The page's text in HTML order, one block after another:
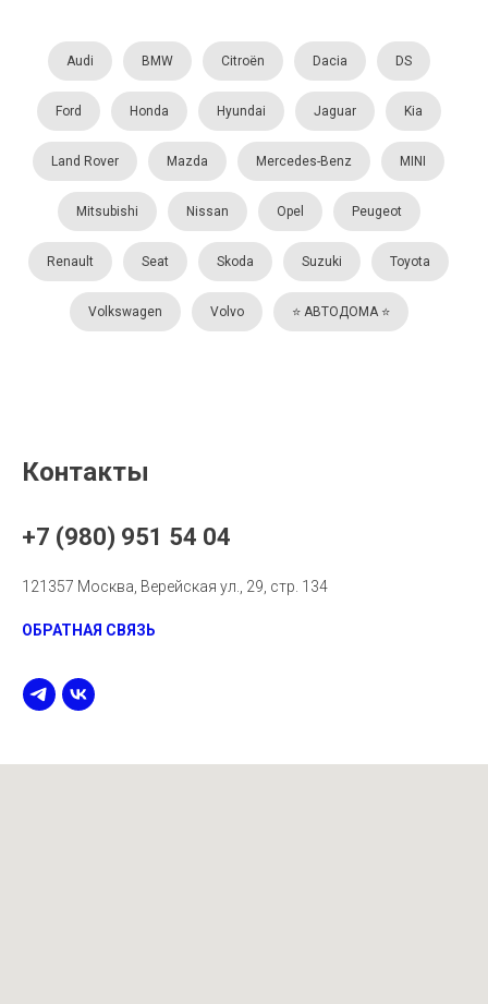
Audi BMW Citroën Dacia DS
Ford Honda Hyundai Jaguar Kia
Land Rover Mazda Mercedes-Benz MINI
Mitsubishi Nissan Opel Peugeot
Renault Seat Skoda Suzuki Toyota
Volkswagen Volvo ⭐️ АВТОДОМА ⭐️
Контакты
+7 (980) 951 54 04
121357 Москва, Верейская ул., 29, стр. 134
ОБРАТНАЯ СВЯЗЬ